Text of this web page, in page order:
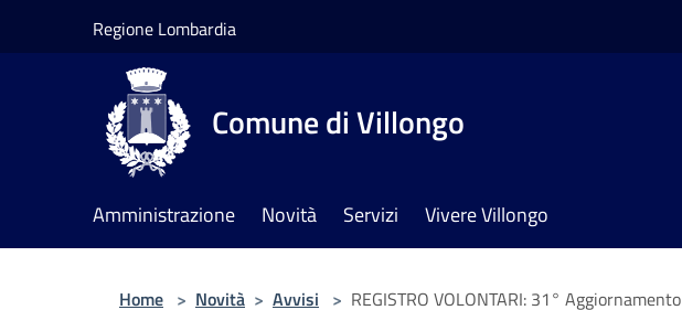
Regione Lombardia
Comune di Villongo
Amministrazione Novità Servizi Vivere Villongo
Home > Novità > Avvisi > REGISTRO VOLONTARI: 31° Aggiornamento